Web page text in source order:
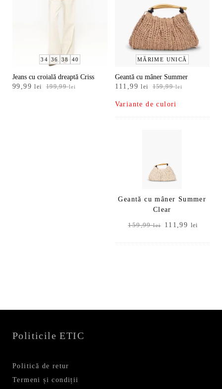
34 36 38 40
Jeans cu croială dreaptă Criss
199,99lei
Prețul
99,99lei
Prețul
MĂRIME UNICĂ
Geantă cu mâner Summer
159,99lei
Prețul
a
fost:
111,99lei
Prețul
este:
111,99 lei.
Variante de culori
Geantă cu mâner Summer
Clear
159,99lei
Prețul
a
111,99 lei
este:
Politicile ETIC
Politică de retur
Termeni și condiții